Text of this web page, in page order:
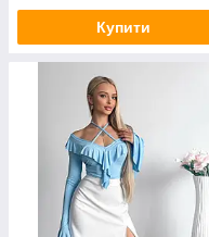
Купити